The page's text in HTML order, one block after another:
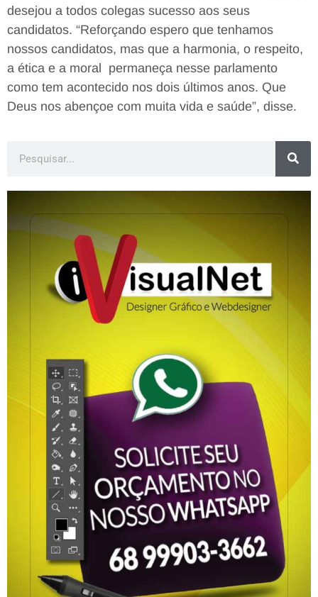
desejou a todos colegas sucesso aos seus
candidatos. “Reforçando espero que tenhamos
nossos candidatos, mas que a harmonia, o respeito,
a ética e a moral permaneça nesse parlamento
como tem acontecido nos dois últimos anos. Que
Deus nos abençoe com muita vida e saúde”, disse.